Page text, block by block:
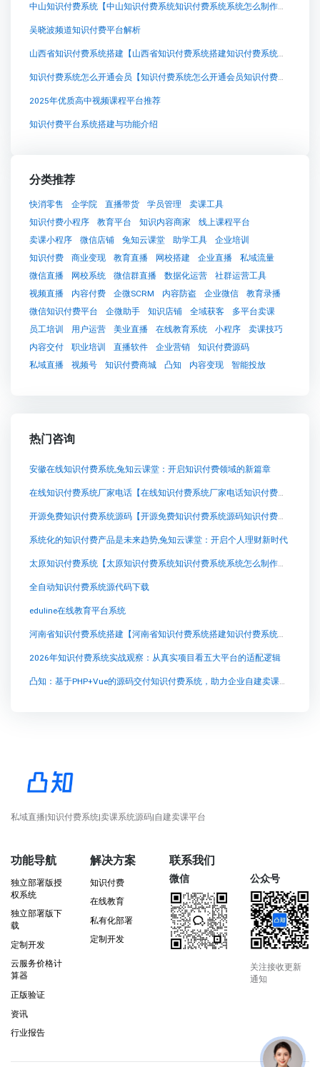
中山知识付费系统【中山知识付费系统知识付费系统系统怎么制作，知识付费系统搭建使用教程】
吴晓波频道知识付费平台解析
山西省知识付费系统搭建【山西省知识付费系统搭建知识付费系统系统怎么制作，知识付费系统搭建使用教程】
知识付费系统怎么开通会员【知识付费系统怎么开通会员知识付费系统系统怎么制作，知识付费系统搭建使用教程】
2025年优质高中视频课程平台推荐
知识付费平台系统搭建与功能介绍
分类推荐
快消零售 企学院 直播带货 学员管理
卖课工具
知识付费小程序
教育平台 知识内容商家
线上课程平台
卖课小程序
微信店铺 兔知云课堂 助学工具
企业培训
知识付费
商业变现 教育直播 网校搭建 企业直播
私域流量
微信直播
网校系统 微信群直播 数据化运营
社群运营工具
视频直播
内容付费 企微SCRM 内容防盗 企业微信
教育录播
微信知识付费平台
企微助手 知识店铺 全域获客
多平台卖课
员工培训
用户运营 美业直播 在线教育系统 小程序
卖课技巧
内容交付
职业培训 直播软件 企业营销
知识付费源码
私域直播
视频号 知识付费商城 凸知 内容变现 智能投放
热门咨询
安徽在线知识付费系统,兔知云课堂：开启知识付费领域的新篇章
在线知识付费系统厂家电话【在线知识付费系统厂家电话知识付费系统系统怎么制作，知识付费系统搭建使用教程】
开源免费知识付费系统源码【开源免费知识付费系统源码知识付费系统系统怎么制作，知识付费系统搭建使用教程】
系统化的知识付费产品是未来趋势,兔知云课堂：开启个人理财新时代
太原知识付费系统【太原知识付费系统知识付费系统系统怎么制作，知识付费系统搭建使用教程】
全自动知识付费系统源代码下载
eduline在线教育平台系统
河南省知识付费系统搭建【河南省知识付费系统搭建知识付费系统系统怎么制作，知识付费系统搭建使用教程】
2026年知识付费系统实战观察：从真实项目看五大平台的适配逻辑
凸知：基于PHP+Vue的源码交付知识付费系统，助力企业自建卖课平台
私域直播|知识付费系统|卖课系统源码|自建卖课平台
功能导航
独立部署版授
权系统
独立部署版下
载
定制开发
云服务价格计
算器
正版验证
资讯
行业报告
解决方案
知识付费
在线教育
私有化部署
定制开发
联系我们
微信 公众号
关注接收更新
通知